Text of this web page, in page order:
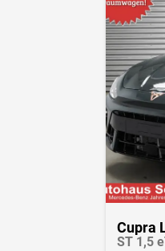
Cupra
ST 1,5